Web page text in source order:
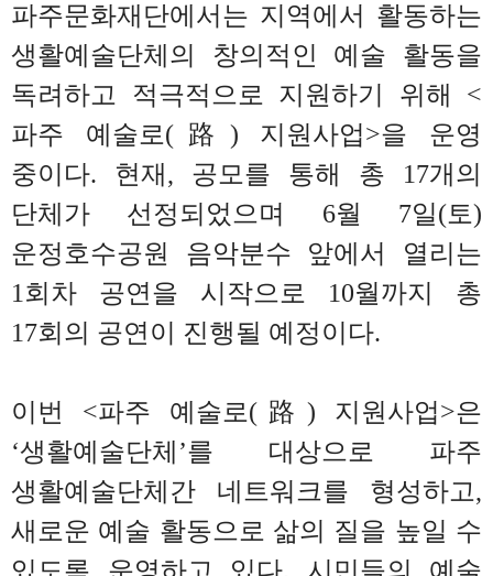
파주문화재단에서는 지역에서 활동하는
생활예술단체의 창의적인 예술 활동을
독려하고 적극적으로 지원하기 위해 <
파주 예술로(路 ) 지원사업>을 운영
중이다. 현재 , 공모를 통해 총 17개의
단체가 선정되었으며 6월 7일(토)
운정호수공원 음악분수 앞에서 열리는
1 회차 공연을 시작으로 10월까지 총
17회의 공연이 진행될 예정이다.
이번 <파주 예술로(路) 지원사업>은
‘생활예술단체 ’를 대상으로 파주
생활예술단체간 네트워크를 형성하고,
새로운 예술 활동으로 삶의 질을 높일 수